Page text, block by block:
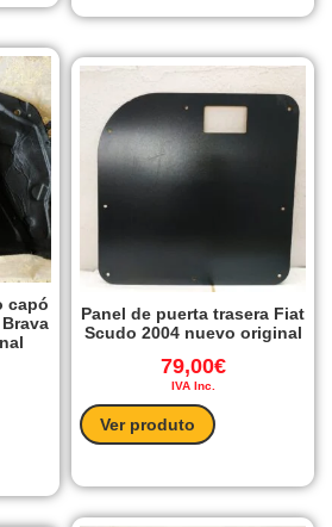
capó
Panel de puerta trasera Fiat
Scudo 2004 nuevo original
79,00€
IVA Inc.
Ver produto